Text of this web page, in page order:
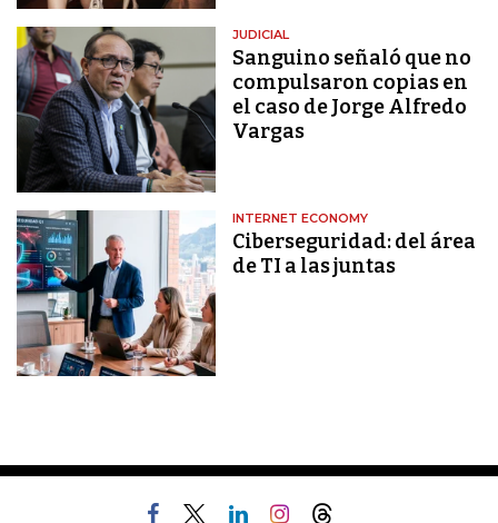
JUDICIAL
Sanguino señaló que no
compulsaron copias en
el caso de Jorge Alfredo
Vargas
INTERNET ECONOMY
Ciberseguridad: del área
de TI a las juntas